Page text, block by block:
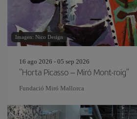
Imagen: Nico Design
16 ago 2026 - 05 sep 2026
“Horta Picasso – Miró Mont-roig”
Fundació Miró Mallorca